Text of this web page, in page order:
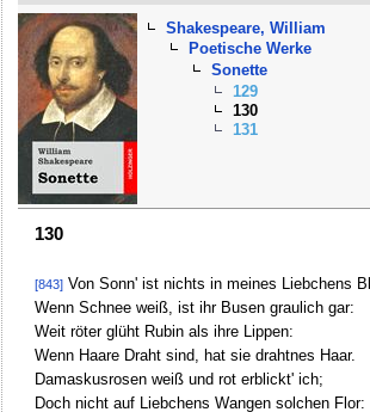
Shakespeare, William
Poetische Werke
Sonette
129
130
131
130
[843]Von Sonn' ist nichts in meines Liebchens
Wenn Schnee weiß, ist ihr Busen graulich gar:
Weit röter glüht Rubin als ihre Lippen:
Wenn Haare Draht sind, hat sie drahtnes Haar.
Damaskusrosen weiß und rot erblickt' ich;
Doch nicht auf Liebchens Wangen solchen Flor: